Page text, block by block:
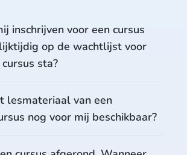
inschrijven voor een cursus
op de wachtlijst voor
sta?
lesmateriaal van een
nog voor mij beschikbaar?